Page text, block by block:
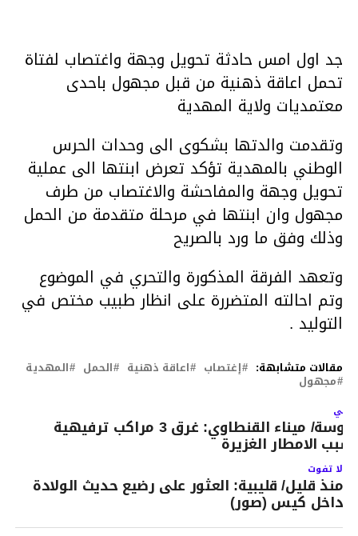
جد اول امس حادثة تحويل وجهة واغتصاب لفتاة
تحمل اعاقة ذهنية من قبل مجهول باحدى
معتمديات ولاية المهدية
وتقدمت والدتها بشكوى الى وحدات الحرس
الوطني بالمهدية تؤكد تعرض ابنتها الى عملية
تحويل وجهة والمفاحشة والاغتصاب من طرف
مجهول وان ابنتها في مرحلة متقدمة من الحمل
وذلك وفق ما ورد بالصريح
وتعهد الفرقة المذكورة والتحري في الموضوع
وتم احالته المتضررة على انظار طبيب مختص في
التوليد .
مقالات متشابهة: إغتصاب اعاقة ذهنية الحمل المهدية
مجهول
سوسة/ ميناء القنطاوي: غرق 3 مراكب ترفيهية
الامطار الغزيرة
لا تفوت
منذ قليل/ قليبية: العثور على رضيع حديث الولادة
داخل كيس (صور)